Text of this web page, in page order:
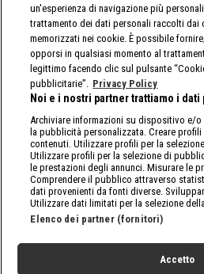
un'esperienza di navigazione più
trattamento dei dati personali raccolti dai
memorizzati nei cookie. È possibile
opporsi in qualsiasi momento al
legittimo facendo clic sul pulsante
pubblicitarie”. Privacy Policy
Noi e i nostri partner trattiamo i
Archiviare informazioni su dispositivo e/o
la pubblicità personalizzata. Creare
contenuti. Utilizzare profili per la
Utilizzare profili per la selezione di
le prestazioni degli annunci. Misurare le
Comprendere il pubblico attraverso
dati provenienti da fonti diverse.
Utilizzare dati limitati per la selezione
Elenco dei partner (fornitori)
Accetto